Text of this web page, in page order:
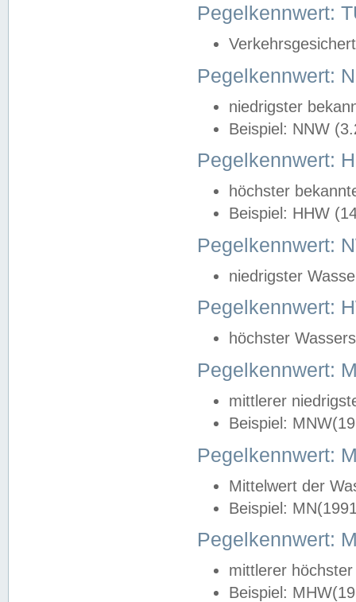
Pegelkennwert:
Pegelkennwert:
niedrigster
Beispiel: NNW
Pegelkennwert:
höchster
Beispiel: HHW
Pegelkennwert:
niedrigster
Pegelkennwert:
höchster
Pegelkennwert:
mittlerer
Beispiel:
Pegelkennwert:
Mittelwert der
Beispiel:
Pegelkennwert:
mittlerer
Beispiel: